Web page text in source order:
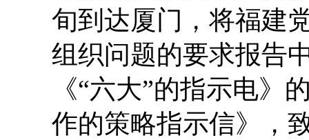
旬到达厦门，将福建
组织问题的要求报告
《“六大”的指示电》
作的策略指示信》，